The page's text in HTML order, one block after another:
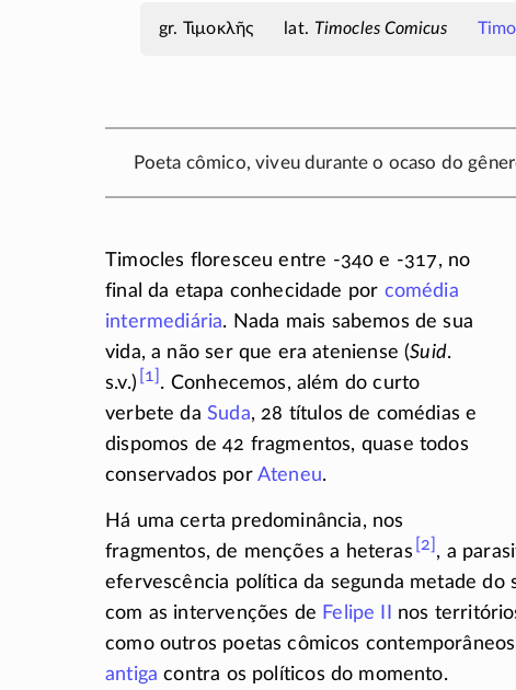
Τιμοκλῆς Timocles Comicus
Poeta cômico, viveu durante o ocaso do
Timocles floresceu entre -340 e -317, no
final da etapa conhecidade por comédia
intermediária. Nada mais sabemos de sua
vida, a não ser que era ateniense (Suid.
s.v.) [1] . Conhecemos, além do curto
verbete da Suda, 28 títulos de comédias e
dispomos de 42 fragmentos, quase todos
conservados por Ateneu.
Há uma certa predominância, nos
fragmentos, de menções a heteras [2] , a
efervescência política da segunda metade do
com as intervenções de Felipe II
nos
como outros poetas cômicos
antiga contra os políticos do momento.